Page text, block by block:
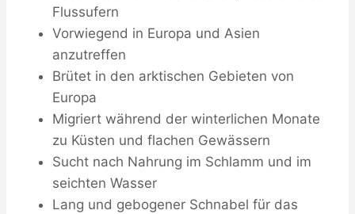
Flussufern
Vorwiegend in Europa und Asien
anzutreffen
Brütet in den arktischen Gebieten von
Europa
Migriert während der winterlichen Monate
zu Küsten und flachen Gewässern
Sucht nach Nahrung im Schlamm und im
seichten Wasser
Lang und gebogener Schnabel für das